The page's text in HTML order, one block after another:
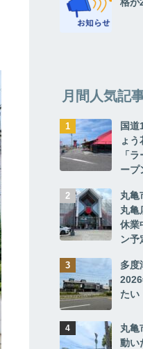
月間人気記
国道
ょ
「
ープ
丸亀
丸亀
休業
ン予
多度
たい
丸亀
動い